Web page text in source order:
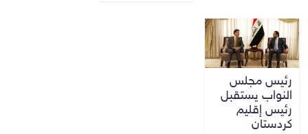
رئيس مجلس
النواب يستقبل
رئيس إقليم
كردستان